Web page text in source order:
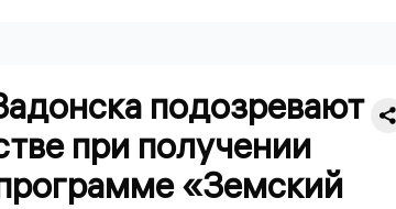
подозревают
при получении
«Земский